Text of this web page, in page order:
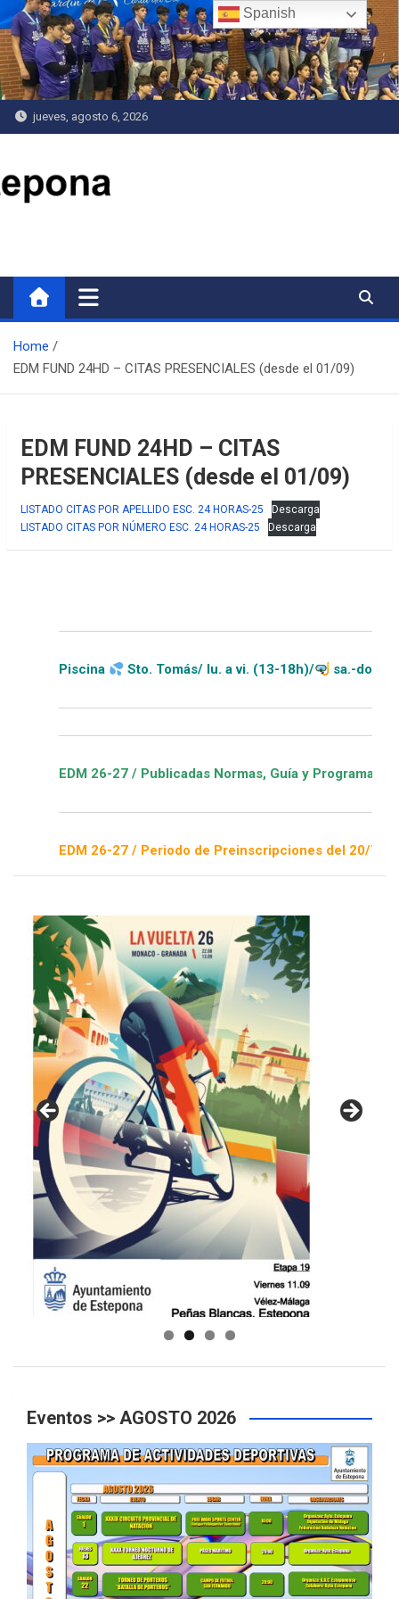
Saltar
al
contenido
jueves, agosto 6, 2026
Home
EDM FUND 24HD – CITAS PRESENCIALES (desde el 01/09)
EDM FUND 24HD – CITAS
PRESENCIALES (desde el 01/09)
LISTADO CITAS POR APELLIDO ESC. 24 HORAS-25
Descarga
LISTADO CITAS POR NÚMERO ESC. 24 HORAS-25
Descarga
Piscina Sto. Tomás/ lu. a vi. (13-18h)/ sa.-do.-festivos
EDM 26-27 / Publicadas Normas, Guía y Programa / ver
EDM 26-27 / Periodo de Preinscripciones del 20/7 al 16/8
GUIA DE INSTALACIONES DEPORTIVAS
Eventos >> AGOSTO 2026
Spanish